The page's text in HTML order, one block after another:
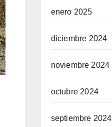
enero 2025
diciembre 2024
noviembre 2024
octubre 2024
septiembre 2024